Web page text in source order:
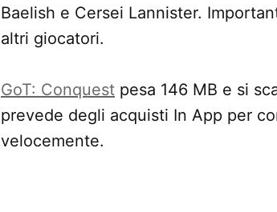
Baelish e Cersei Lannister.
altri giocatori.
GoT: Conquest pesa 146 MB e si
prevede degli acquisti In App per
velocemente.